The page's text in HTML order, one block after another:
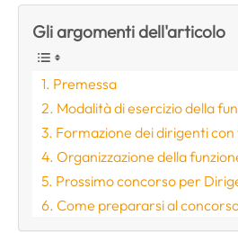
Gli argomenti dell'articolo
Premessa
Modalità di esercizio della
Formazione dei dirigenti
Organizzazione della
Prossimo concorso per
Come prepararsi al